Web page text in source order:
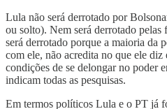
Lula não será derrotado por
ou solto). Nem será derrotado pelas
será derrotado porque a maioria da
com ele, não acredita no que ele diz
condições de se delongar no poder
indicam todas as pesquisas.
Em termos políticos Lula e o PT já